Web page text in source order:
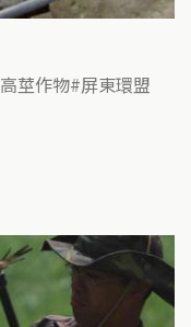
高莖作物 屏東環盟